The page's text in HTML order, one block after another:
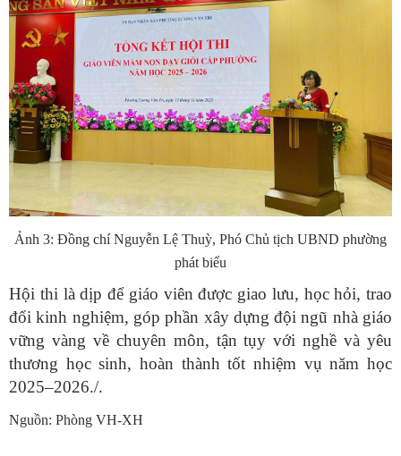
Ảnh 3: Đồng chí Nguyễn Lệ Thuỳ, Phó Chủ tịch UBND phường
phát biểu
Hội thi là dịp để giáo viên được giao lưu, học hỏi, trao
đổi kinh nghiệm, góp phần xây dựng đội ngũ nhà giáo
vững vàng về chuyên môn, tận tụy với nghề và yêu
thương học sinh, hoàn thành tốt nhiệm vụ năm học
2025–2026./.
Nguồn: Phòng VH-XH